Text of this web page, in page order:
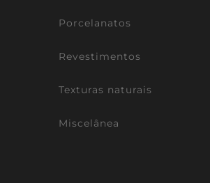
Porcelanatos
Revestimentos
Texturas naturais
Miscelânea